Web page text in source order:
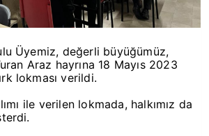
Üyemiz, değerli büyüğümüz,
Araz hayrına 18 Mayıs 2023
lokması verildi.
ile verilen lokmada, halkımız da